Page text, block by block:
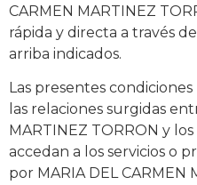
CARMEN MARTINEZ
rápida y directa a través
arriba indicados.
Las presentes
las relaciones surgidas
MARTINEZ TORRON y
accedan a los servicios o
por MARIA DEL CARMEN